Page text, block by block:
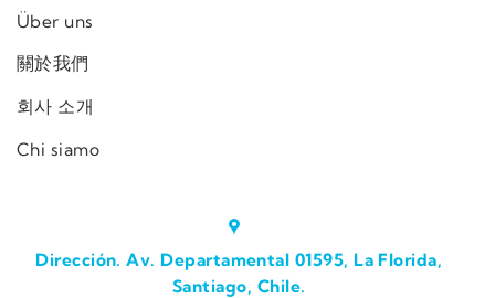
Über uns
關於我們
회사 소개
Chi siamo
Dirección. Av. Departamental 01595, La Florida,
Santiago, Chile.